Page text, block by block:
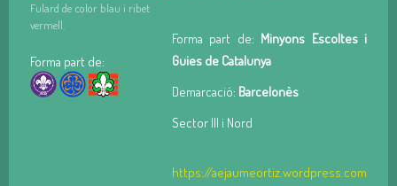
Fulard de color blau i ribet
vermell.
Forma part de:
Forma part de: Minyons Escoltes i
Guies de Catalunya
Demarcació: Barcelonès
Sector III i Nord
https://aejaumeortiz.wordpress.com